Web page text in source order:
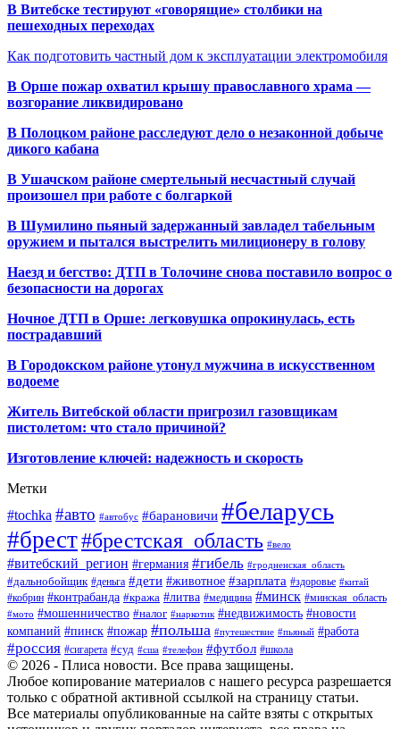
В Витебске тестируют «говорящие» столбики на
пешеходных переходах
Как подготовить частный дом к эксплуатации электромобиля
В Орше пожар охватил крышу православного храма —
возгорание ликвидировано
В Полоцком районе расследуют дело о незаконной добыче
дикого кабана
В Ушачском районе смертельный несчастный случай
произошел при работе с болгаркой
В Шумилино пьяный задержанный завладел табельным
оружием и пытался выстрелить милиционеру в голову
Наезд и бегство: ДТП в Толочине снова поставило вопрос о
безопасности на дорогах
Ночное ДТП в Орше: легковушка опрокинулась, есть
пострадавший
В Городокском районе утонул мужчина в искусственном
водоеме
Житель Витебской области пригрозил газовщикам
пистолетом: что стало причиной?
Изготовление ключей: надежность и скорость
Метки
#tochka #авто #автобус #барановичи #беларусь
#брест#брестская_область #вело
#витебский_регион #германия #гибель #гродненская_область
#дальнобойщик #деньга #дети #животное #зарплата #здоровье #китай
#кобрин #контрабанда #кража #литва #медицина #минск #минская_область
#мото #мошенничество #налог #наркотик #недвижимость #новости
компаний #пинск #пожар #польша #путешествие #пьяный #работа
#россия #сигарета #суд #сша #телефон #футбол #школа
© 2026 - Плиса новости. Все права защищены.
Любое копирование материалов с нашего ресурса разрешается
только с обратной активной ссылкой на страницу статьи.
Все материалы опубликованные на сайте взяты с открытых